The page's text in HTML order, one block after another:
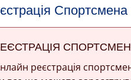
Спортсмена
реєстрація